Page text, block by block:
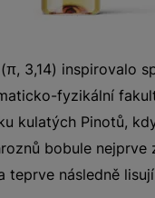
3,14) inspirovalo
fyzikální
kulatých Pinotů,
bobule nejprve
teprve následně